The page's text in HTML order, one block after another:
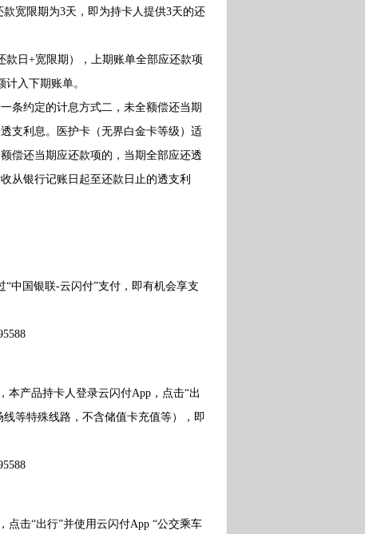
宽限期为3天，即为持卡人提供3天的还
日+宽限期），上期账单全部应还款项
入下期账单。
约定的计息方式二，未全额偿还当期
支利息。医护卡（无界白金卡等级）适
偿还当期应还款项的，当期全部应还透
从银行记账日起至还款日止的透支利
国银联-云闪付”支付，即有机会享支
产品持卡人登录云闪付App，点击“出
等特殊线路，不含储值卡充值等），即
击“出行”并使用云闪付App “公交乘车